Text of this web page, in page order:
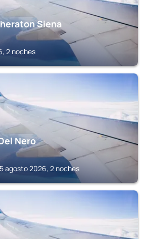
Siena
2 noches
Nero
agosto 2026, 2 noches